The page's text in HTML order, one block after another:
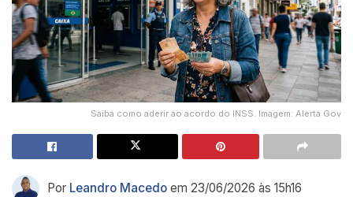
Saiba como aderir ao acordo do INSS. Imagem: Alerta Gov
Por Leandro Macedo em 23/06/2026 às 15h16